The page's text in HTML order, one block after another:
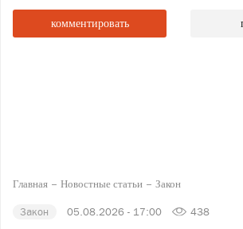
комментировать
Главная Новостные статьи Закон
Закон 05.08.2026 - 17:00 438